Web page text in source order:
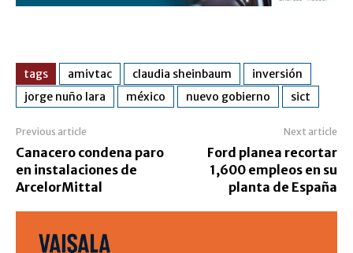
tags amivtac claudia sheinbaum
inversión
jorge nuño lara
méxico nuevo gobierno sict
Previous article
Canacero condena paro
en instalaciones de
ArcelorMittal
Next article
Ford planea recortar
1,600 empleos en su
planta de España